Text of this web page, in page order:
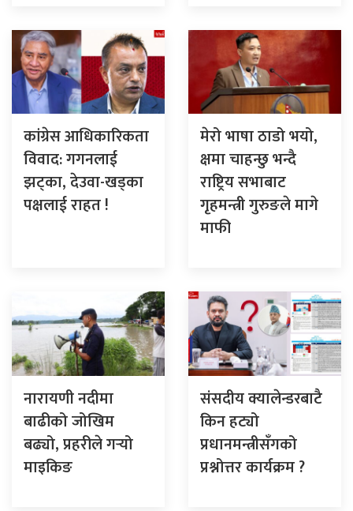
कांग्रेस आधिकारिकता
विवाद: गगनलाई
झट्का, देउवा-खड्का
पक्षलाई राहत !
मेरो भाषा ठाडो भयो,
क्षमा चाहन्छु भन्दै
राष्ट्रिय सभाबाट
गृहमन्त्री गुरुङले मागे
माफी
नारायणी नदीमा
बाढीको जोखिम
बढ्यो, प्रहरीले गर्‍यो
माइकिङ
संसदीय क्यालेन्डरबाटै
किन हट्यो
प्रधानमन्त्रीसँगको
प्रश्नोत्तर कार्यक्रम ?